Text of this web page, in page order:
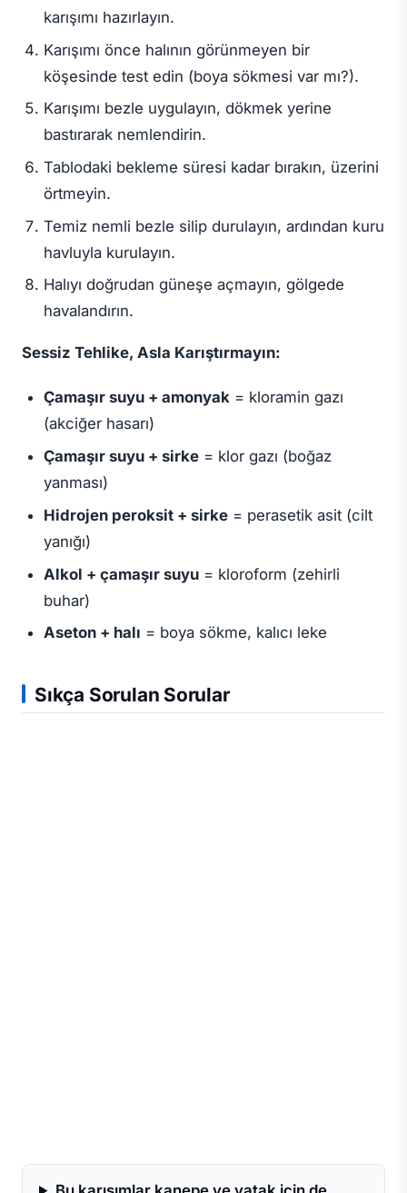
karışımı hazırlayın.
Karışımı önce halının görünmeyen bir
köşesinde test edin (boya sökmesi var mı?).
Karışımı bezle uygulayın, dökmek yerine
bastırarak nemlendirin.
Tablodaki bekleme süresi kadar bırakın, üzerini
örtmeyin.
Temiz nemli bezle silip durulayın, ardından kuru
havluyla kurulayın.
Halıyı doğrudan güneşe açmayın, gölgede
havalandırın.
Sessiz Tehlike, Asla Karıştırmayın:
Çamaşır suyu + amonyak= kloramin gazı
(akciğer hasarı)
Çamaşır suyu + sirke= klor gazı (boğaz
yanması)
Hidrojen peroksit + sirke= perasetik asit (cilt
yanığı)
Alkol + çamaşır suyu= kloroform (zehirli
buhar)
Aseton + halı = boya sökme, kalıcı leke
Sıkça Sorulan Sorular